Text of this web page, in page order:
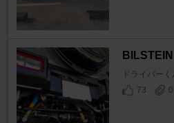
ドライバー
73
0